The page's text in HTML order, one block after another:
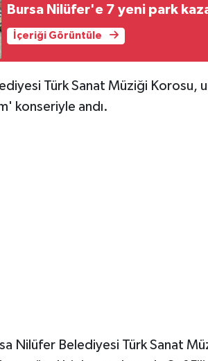
Bursa Nilüfer'e 7 yeni park
İçeriği Görüntüle
Türk Sanat Müziği Korosu,
konseriyle andı.
Nilüfer Belediyesi Türk Sanat